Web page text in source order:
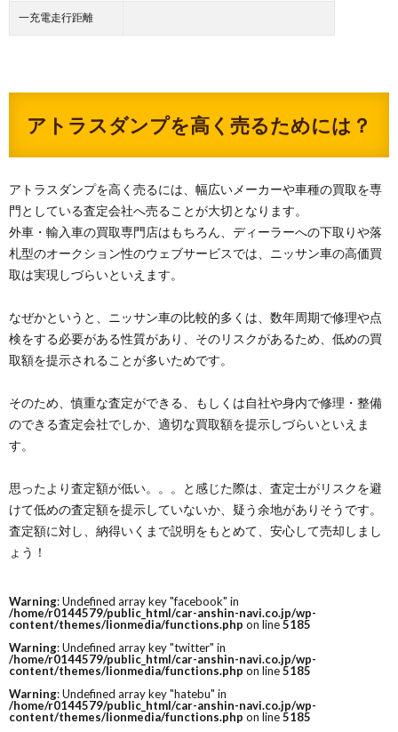
一充電走行距離
アトラスダンプを高く売るためには？
アトラスダンプを高く売るには、幅広いメーカーや車種の買取を専
門としている査定会社へ売ることが大切となります。
外車・輸入車の買取専門店はもちろん、ディーラーへの下取りや落
札型のオークション性のウェブサービスでは、ニッサン車の高価買
取は実現しづらいといえます。
なぜかというと、ニッサン車の比較的多くは、数年周期で修理や点
検をする必要がある性質があり、そのリスクがあるため、低めの買
取額を提示されることが多いためです。
そのため、慎重な査定ができる、もしくは自社や身内で修理・整備
のできる査定会社でしか、適切な買取額を提示しづらいといえま
す。
思ったより査定額が低い。。。と感じた際は、査定士がリスクを避
けて低めの査定額を提示していないか、疑う余地がありそうです。
査定額に対し、納得いくまで説明をもとめて、安心して売却しまし
ょう！
Warning: Undefined array key "facebook" in
/home/r0144579/public_html/car-anshin-navi.co.jp/wp-
content/themes/lionmedia/functions.php on line5185
Warning: Undefined array key "twitter" in
/home/r0144579/public_html/car-anshin-navi.co.jp/wp-
content/themes/lionmedia/functions.php on line5185
Warning: Undefined array key "hatebu" in
/home/r0144579/public_html/car-anshin-navi.co.jp/wp-
content/themes/lionmedia/functions.php on line5185